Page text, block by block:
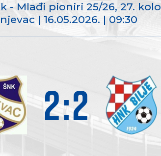
- Mlađi pioniri 25/26, 27. kolo
| 16.05.2026. | 09:30
2:2